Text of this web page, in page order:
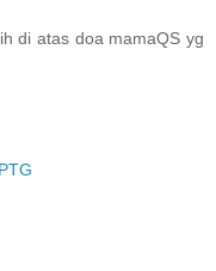
di atas doa mamaQS yg